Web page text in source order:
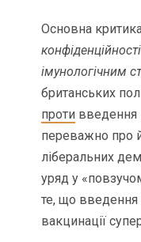
Основна
імунологічним
британських
проти введення
переважно про
ліберальних
уряд у
те, що введення
вакцинації